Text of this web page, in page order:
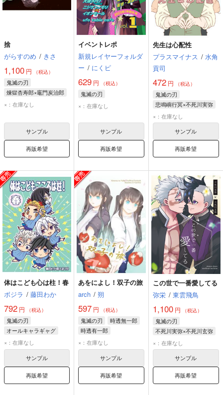
捨
がらすのめ / きさ
1,100 円 （税込）
鬼滅の刃
煉獄杏寿郎×竈門炭治郎
竈門炭治郎
×：在庫なし
サンプル
再販希望
イベントレポ
新規レイヤーフォルダ
ー / にくピ
629 円 （税込）
鬼滅の刃
×：在庫なし
サンプル
再販希望
先生は心配性
プラスマイナス / 水角
貢司
472円 （税込）
鬼滅の刃
悲鳴嶼行冥×不死川実弥
悲鳴嶼行冥
不死川実弥
×：在庫なし
サンプル
再販希望
体はこども心は柱！春
ボジラ / 藤田わか
792 円 （税込）
鬼滅の刃
オールキャラギャグ
冨岡義勇
煉獄杏寿郎
×：在庫なし
サンプル
再販希望
あをによし！双子の旅
arch / 朔
597 円 （税込）
鬼滅の刃
時透無一郎
時透有一郎
×：在庫なし
サンプル
再販希望
この世で一番愛してる
弥栄 / 東雲飛鳥
1,100円 （税込）
鬼滅の刃
不死川実弥×不死川玄弥
不死川実弥
不死川玄弥
×：在庫なし
サンプル
再販希望